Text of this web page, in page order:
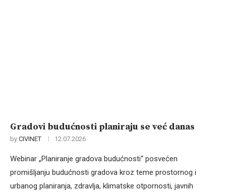
Gradovi budućnosti planiraju se već danas
by CIVINET 12.07.2026
Webinar „Planiranje gradova budućnosti“ posvećen
promišljanju budućnosti gradova kroz teme prostornog i
urbanog planiranja, zdravlja, klimatske otpornosti, javnih